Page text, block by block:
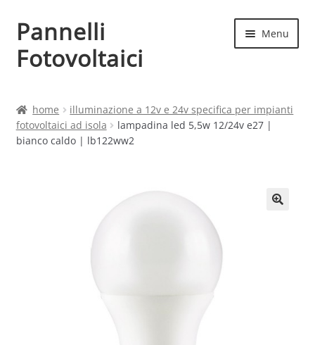
Vai
alla
navigazione
Vai
al
contenuto
Pannelli
Fotovoltaici
Menu
Cart
home
illuminazione a 12v e 24v specifica per impianti
fotovoltaici ad isola
lampadina led 5,5w 12/24v e27 |
bianco caldo | lb122ww2